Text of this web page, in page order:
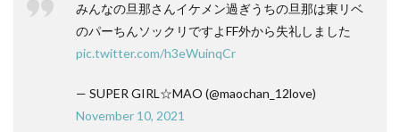
みんなの旦那さんイケメン過ぎうちの旦那は東リベ
のパーちんソックリですよFF外から失礼しました
pic.twitter.com/h3eWuinqCr
— SUPER GIRL☆MAO (@maochan_12love)
November 10, 2021